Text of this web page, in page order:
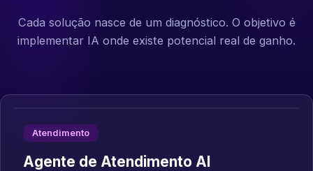
Cada solução nasce de um diagnóstico. O objetivo é
implementar IA onde existe potencial real de ganho.
Atendimento
Agente de Atendimento AI